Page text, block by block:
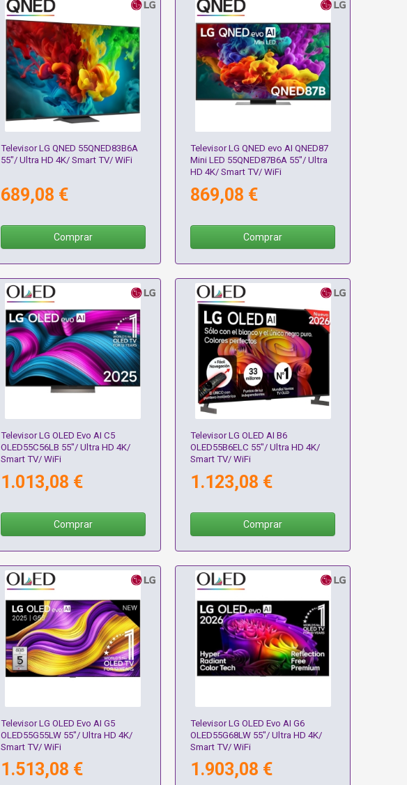
Televisor LG QNED 55QNED83B6A
55"/ Ultra HD 4K/ Smart TV/ WiFi
689,08 €
Comprar
Televisor LG QNED evo AI QNED87
Mini LED 55QNED87B6A 55"/ Ultra
HD 4K/ Smart TV/ WiFi
869,08 €
Comprar
Televisor LG OLED Evo AI C5
OLED55C56LB 55"/ Ultra HD 4K/
Smart TV/ WiFi
1.013,08 €
Comprar
Televisor LG OLED AI B6
OLED55B6ELC 55"/ Ultra HD 4K/
Smart TV/ WiFi
1.123,08 €
Comprar
Televisor LG OLED Evo AI G5
OLED55G55LW 55"/ Ultra HD 4K/
Smart TV/ WiFi
1.513,08 €
Televisor LG OLED Evo AI G6
OLED55G68LW 55"/ Ultra HD 4K/
Smart TV/ WiFi
1.903,08 €